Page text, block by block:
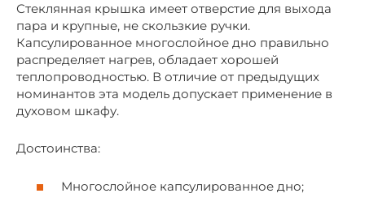
Стеклянная крышка имеет отверстие для выхода
пара и крупные, не скользкие ручки.
Капсулированное многослойное дно правильно
распределяет нагрев, обладает хорошей
теплопроводностью. В отличие от предыдущих
номинантов эта модель допускает применение в
духовом шкафу.
Достоинства:
Многослойное капсулированное дно;